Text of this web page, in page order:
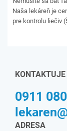
Naša lekáreň je
pre kontrolu liečiv
0911
ADRESA